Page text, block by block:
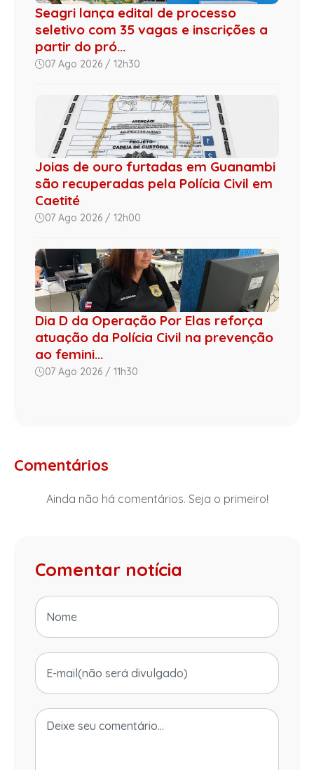
Seagri lança edital de processo
seletivo com 35 vagas e inscrições a
partir do pró...
07 Ago 2026 / 12h30
Joias de ouro furtadas em Guanambi
são recuperadas pela Polícia Civil em
Caetité
07 Ago 2026 / 12h00
Dia D da Operação Por Elas reforça
atuação da Polícia Civil na prevenção
ao femini...
07 Ago 2026 / 11h30
Comentários
Ainda não há comentários. Seja o primeiro!
Comentar notícia